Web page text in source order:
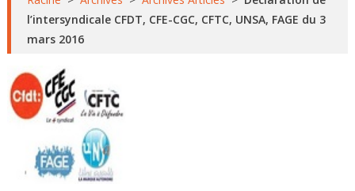
l’intersyndicale CFDT, CFE-CGC, CFTC, UNSA, FAGE du 3
mars 2016